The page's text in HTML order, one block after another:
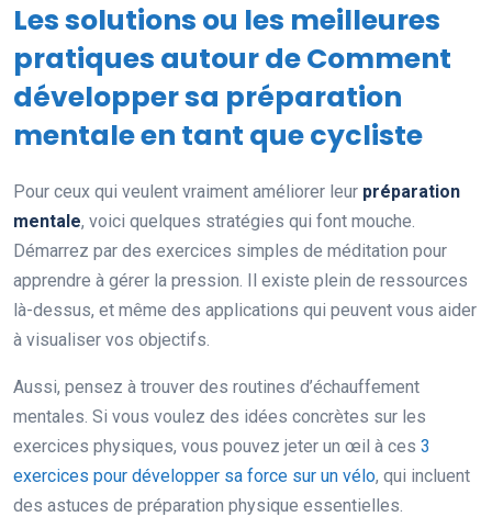
Les solutions ou les meilleures
pratiques autour de Comment
développer sa préparation
mentale en tant que cycliste
Pour ceux qui veulent vraiment améliorer leur préparation
mentale, voici quelques stratégies qui font mouche.
Démarrez par des exercices simples de méditation pour
apprendre à gérer la pression. Il existe plein de ressources
là-dessus, et même des applications qui peuvent vous aider
à visualiser vos objectifs.
Aussi, pensez à trouver des routines d’échauffement
mentales. Si vous voulez des idées concrètes sur les
exercices physiques, vous pouvez jeter un œil à ces 3
exercices pour développer sa force sur un vélo, qui incluent
des astuces de préparation physique essentielles.